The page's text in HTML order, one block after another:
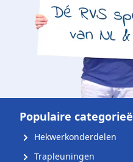
Populaire
Hekwerkonderdelen
Trapleuningen